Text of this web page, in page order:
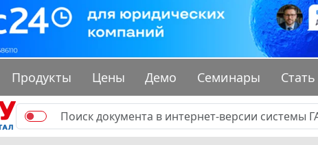
Продукты Цены Демо Семинары